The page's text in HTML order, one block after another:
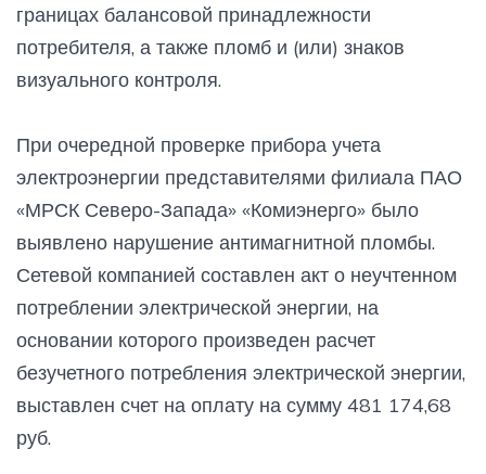
границах балансовой принадлежности
потребителя, а также пломб и (или) знаков
визуального контроля.
При очередной проверке прибора учета
электроэнергии представителями филиала ПАО
«МРСК Северо-Запада» «Комиэнерго» было
выявлено нарушение антимагнитной пломбы.
Сетевой компанией составлен акт о неучтенном
потреблении электрической энергии, на
основании которого произведен расчет
безучетного потребления электрической энергии,
выставлен счет на оплату на сумму 481 174,68
руб.